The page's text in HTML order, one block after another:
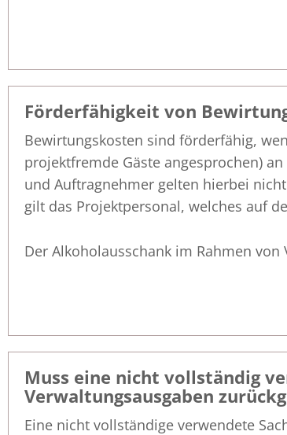
Förderfähigkeit von
Bewirtungskosten sind förderfähig,
projektfremde Gäste angesprochen)
und Auftragnehmer gelten hierbei
gilt das Projektpersonal, welches auf
Der Alkoholausschank im Rahmen
Muss eine nicht vollständig
Verwaltungsausgaben
Eine nicht vollständige verwendete